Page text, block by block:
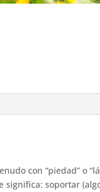
con “piedad” o
significa: soportar